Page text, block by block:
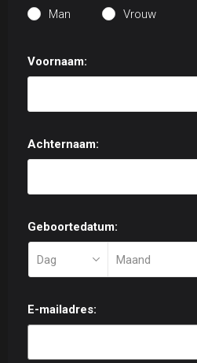
Man Vrouw
Voornaam:
Achternaam:
Geboortedatum:
E-mailadres: